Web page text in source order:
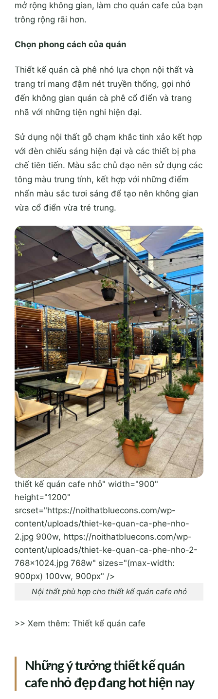
mở rộng không gian, làm cho quán cafe của bạn
trông rộng rãi hơn.
Chọn phong cách của quán
Thiết kế quán cà phê nhỏ lựa chọn nội thất và
trang trí mang đậm nét truyền thống, gợi nhớ
đến không gian quán cà phê cổ điển và trang
nhã với những tiện nghi hiện đại.
Sử dụng nội thất gỗ chạm khắc tinh xảo kết hợp
với đèn chiếu sáng hiện đại và các thiết bị pha
chế tiên tiến. Màu sắc chủ đạo nên sử dụng các
tông màu trung tính, kết hợp với những điểm
nhấn màu sắc tươi sáng để tạo nên không gian
vừa cổ điển vừa trẻ trung.
thiết kế quán cafe nhỏ" width="900"
height="1200"
srcset="https://noithatbluecons.com/wp-
content/uploads/thiet-ke-quan-ca-phe-nho-
2.jpg 900w, https://noithatbluecons.com/wp-
content/uploads/thiet-ke-quan-ca-phe-nho-2-
768x1024.jpg 768w" sizes="(max-width:
900px) 100vw, 900px" />
Nội thất phù hợp cho thiết kế quán cafe nhỏ
>> Xem thêm: Thiết kế quán cafe
Những ý tưởng thiết kế quán
cafe nhỏ đẹp đang hot hiện nay